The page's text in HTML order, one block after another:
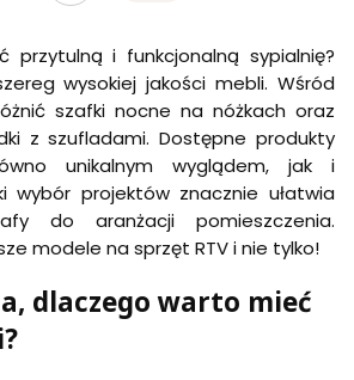
przytulną i funkcjonalną sypialnię?
wysokiej jakości mebli. Wśród
szafki nocne na nóżkach oraz
z szufladami. Dostępne produkty
unikalnym wyglądem, jak i
wybór projektów znacznie ułatwia
do aranżacji pomieszczenia.
modele na sprzęt RTV i nie tylko!
dlaczego warto mieć